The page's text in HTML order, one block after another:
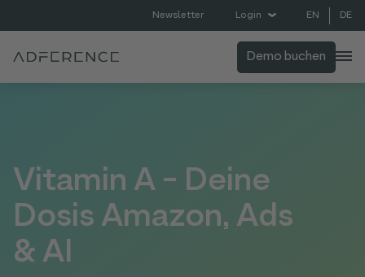
Newsletter Login EN DE
Demo buchen
Vitamin A - Deine
Dosis Amazon, Ads
& AI